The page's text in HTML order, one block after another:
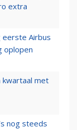
extra
eerste Airbus
oplopen
kwartaal met
nog steeds